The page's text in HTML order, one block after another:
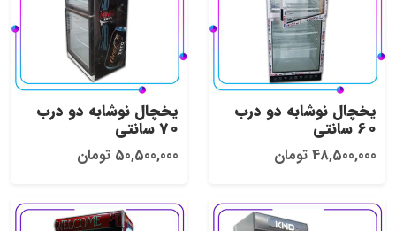
یخچال نوشابه دو درب
60 سانتی
48,500,000 تومان
یخچال نوشابه دو درب
70 سانتی
50,500,000 تومان